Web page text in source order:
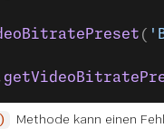
(
Methode kann einen